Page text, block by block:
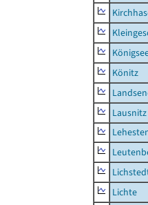
Könitz
Lichte